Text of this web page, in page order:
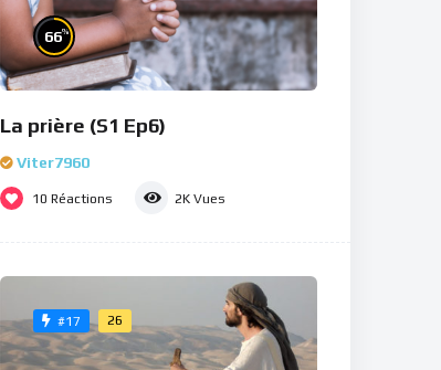
66%
La prière (S1 Ep6)
Viter7960
10 Réactions 2K Vues
#17 26